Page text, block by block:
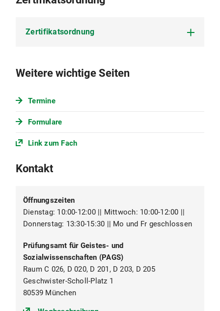
Zertifikatsordnung
Zertifikatsprogramm "Basiskompetenz:
Maximilians-Universität München vom 20.
Weitere wichtige Seiten
Termine
Formulare
Link zum Fach
Kontakt
Öffnungszeiten
Dienstag: 10:00-12:00 || Mittwoch: 10:00-12:00 ||
Donnerstag: 13:30-15:30 || Mo und Fr geschlossen
Prüfungsamt für Geistes- und
Sozialwissenschaften (PAGS)
Raum C 026, D 020, D 201, D 203, D 205
Geschwister-Scholl-Platz 1
80539 München